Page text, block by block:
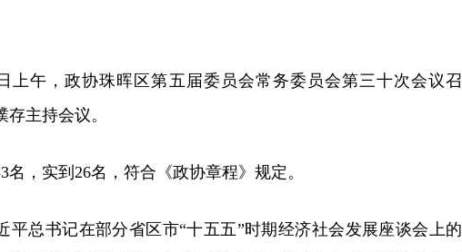
上午，政协珠晖区第五届委员会常务委员会第三十次会议召
主持会议。
名，实到26名，符合《政协章程》规定。
平总书记在部分省区市“十五五”时期经济社会发展座谈会上的